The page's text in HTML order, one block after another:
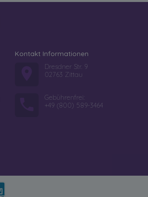
Kontakt Informationen
Dresdner Str. 9
02763 Zittau
Gebührenfrei:
+49 (800) 589-3464